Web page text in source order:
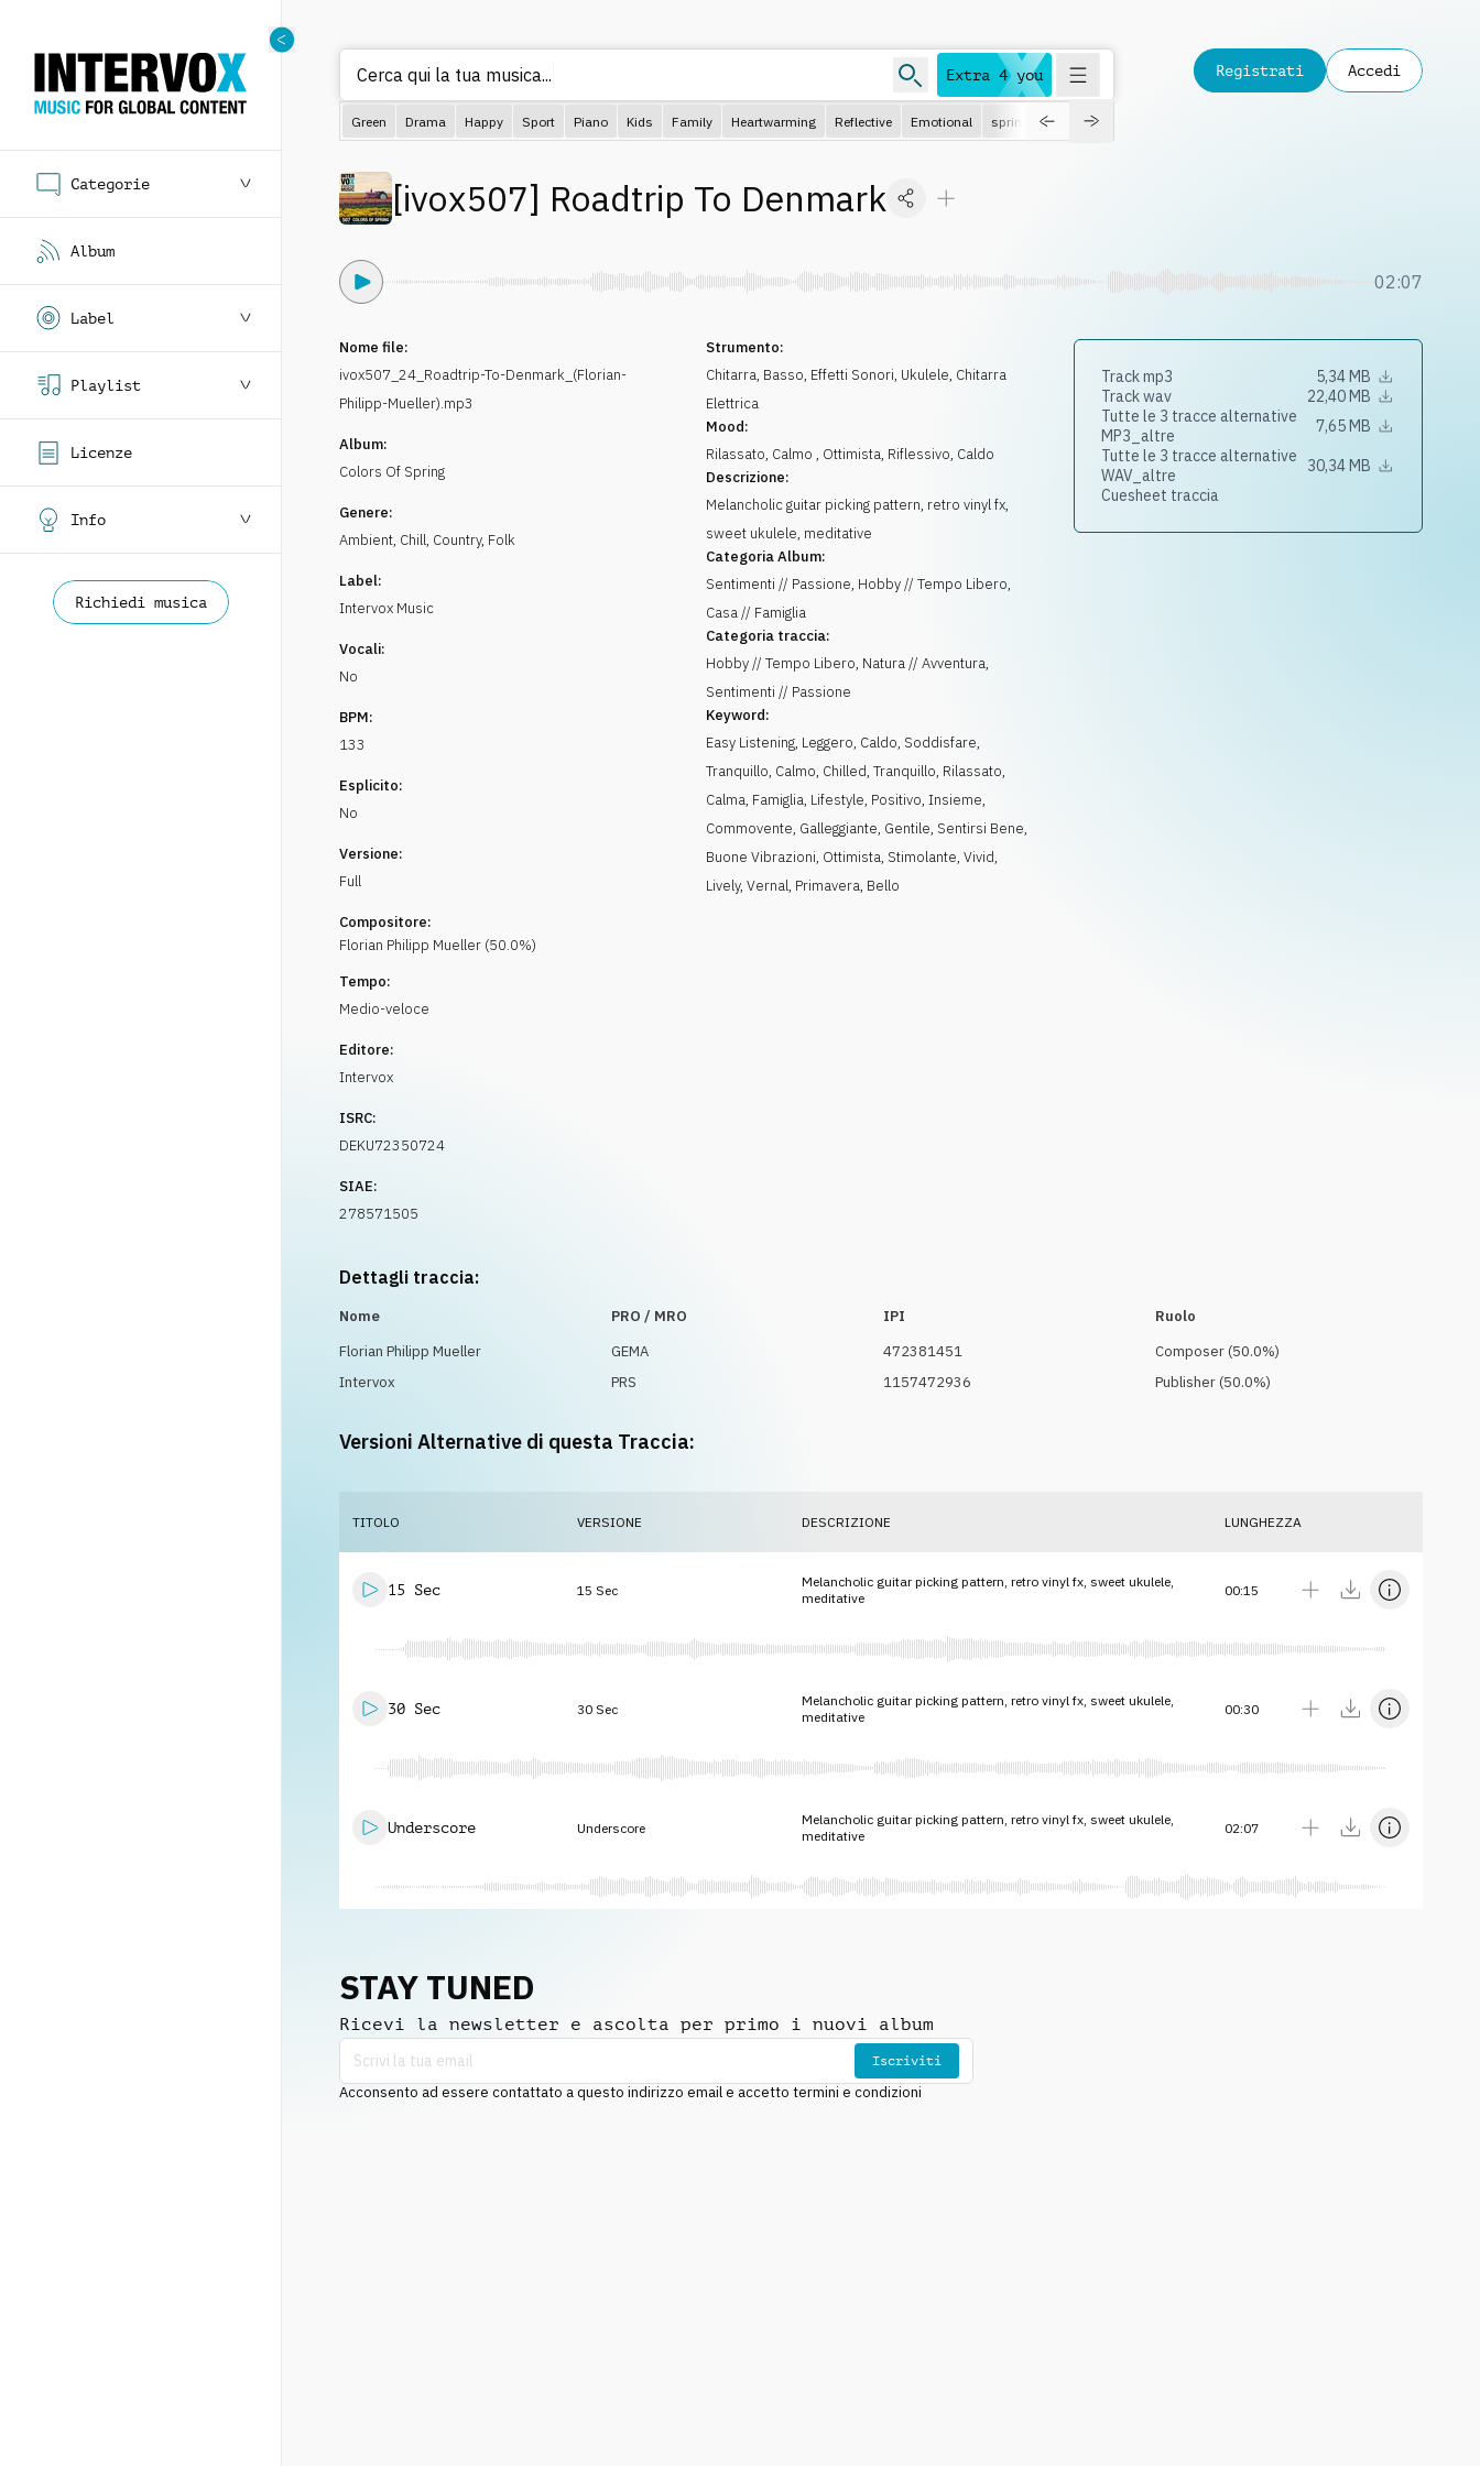
Categorie
Album
Label
Playlist
Licenze
Info
Richiedi musica
Extra 4 you
Cerca qui la tua musica...
Green Drama Happy Sport Piano Kids Family Heartwarming Reflective Emotional spring
Registrati Accedi
[ivox507] Roadtrip To Denmark
02:07
Nome file:
ivox507_24_Roadtrip-To-Denmark_(Florian-
Philipp-Mueller).mp3
Album:
Colors Of Spring
Genere:
Ambient, Chill, Country, Folk
Label:
Intervox Music
Vocali:
No
BPM:
133
Esplicito:
No
Versione:
Full
Compositore:
Florian Philipp Mueller (50.0%)
Tempo:
Medio-veloce
Editore:
Intervox
ISRC:
DEKU72350724
SIAE:
278571505
Strumento:
Chitarra, Basso, Effetti Sonori, Ukulele, Chitarra
Elettrica
Mood:
Rilassato, Calmo, Ottimista, Riflessivo, Caldo
Descrizione:
Melancholic guitar picking pattern, retro vinyl fx,
sweet ukulele, meditative
Categoria Album:
Sentimenti // Passione, Hobby // Tempo Libero,
Casa // Famiglia
Categoria traccia:
Hobby // Tempo Libero, Natura // Avventura,
Sentimenti // Passione
Keyword:
Easy Listening, Leggero, Caldo, Soddisfare,
Tranquillo, Calmo, Chilled,Tranquillo, Rilassato,
Calma, Famiglia, Lifestyle, Positivo,Insieme,
Commovente, Galleggiante, Gentile, Sentirsi Bene,
Buone Vibrazioni, Ottimista, Stimolante,Vivid,
Lively,Vernal, Primavera, Bello
Track mp3
5,34 MB
Track wav
22,40 MB
Tutte le 3 tracce alternative
MP3_altre
7,65 MB
Tutte le 3 tracce alternative
WAV_altre
30,34 MB
Cuesheet traccia
Dettagli traccia:
Nome PRO / MRO IPI
Ruolo
Florian Philipp Mueller
GEMA 472381451 Composer(50.0%)
Intervox
PRS 1157472936 Publisher(50.0%)
Versioni Alternative di questa Traccia:
TITOLO VERSIONE DESCRIZIONE LUNGHEZZA
15 Sec 15 Sec
Melancholic guitar picking pattern, retro vinyl fx, sweet ukulele,
meditative
00:15
30 Sec 30 Sec
Melancholic guitar picking pattern, retro vinyl fx, sweet ukulele,
meditative
00:30
Underscore Underscore
Melancholic guitar picking pattern, retro vinyl fx, sweet ukulele,
meditative
02:07
STAY TUNED
Ricevi la newsletter e ascolta per primo i nuovi album
Iscriviti
Acconsento ad essere contattato a questo indirizzo email e accetto termini e condizioni